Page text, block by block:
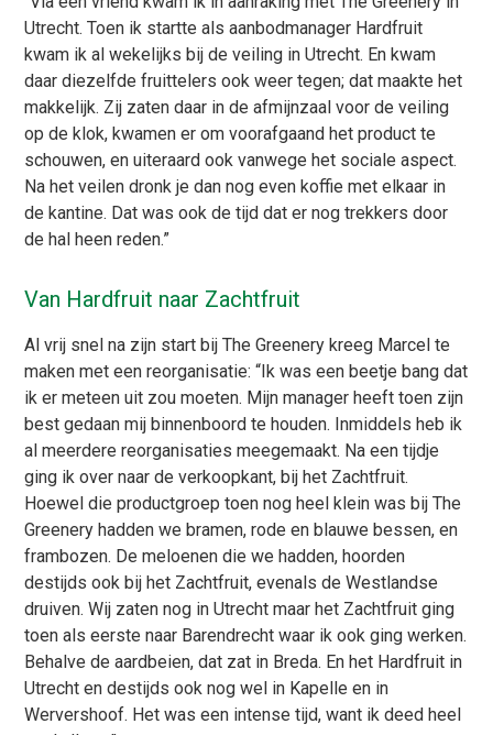
Utrecht. Toen ik startte als aanbodmanager Hardfruit
kwam ik al wekelijks bij de veiling in Utrecht. En kwam
daar diezelfde fruittelers ook weer tegen; dat maakte het
makkelijk. Zij zaten daar in de afmijnzaal voor de veiling
op de klok, kwamen er om voorafgaand het product te
schouwen, en uiteraard ook vanwege het sociale aspect.
Na het veilen dronk je dan nog even koffie met elkaar in
de kantine. Dat was ook de tijd dat er nog trekkers door
de hal heen reden.”
Van Hardfruit naar Zachtfruit
Al vrij snel na zijn start bij The Greenery kreeg Marcel te
maken met een reorganisatie: “Ik was een beetje bang dat
ik er meteen uit zou moeten. Mijn manager heeft toen zijn
best gedaan mij binnenboord te houden. Inmiddels heb ik
al meerdere reorganisaties meegemaakt. Na een tijdje
ging ik over naar de verkoopkant, bij het Zachtfruit.
Hoewel die productgroep toen nog heel klein was bij The
Greenery hadden we bramen, rode en blauwe bessen, en
frambozen. De meloenen die we hadden, hoorden
destijds ook bij het Zachtfruit, evenals de Westlandse
druiven. Wij zaten nog in Utrecht maar het Zachtfruit ging
toen als eerste naar Barendrecht waar ik ook ging werken.
Behalve de aardbeien, dat zat in Breda. En het Hardfruit in
Utrecht en destijds ook nog wel in Kapelle en in
Wervershoof. Het was een intense tijd, want ik deed heel